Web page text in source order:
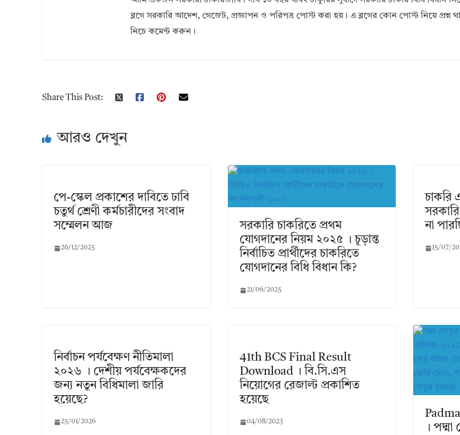
ব্লগে সরকারি আদেশ, গেজেট, প্রজ্ঞাপন ও পরিপত্র পোস্ট করা হয়। এ ব্লগের কোন পোস্ট নিয়ে প্রশ্ন
নিচে কমেন্ট করুন।
Share This Post:
আরও দেখুন
পে-স্কেল প্রকাশের দাবিতে ঢাবি
চতুর্থ শ্রেণী কর্মচারীদের সংবাদ
সম্মেলন আজ
26/12/2025
সরকারি চাকরিতে প্রথম
যোগদানের নিয়ম ২০২৫ । চূড়ান্ত
নির্বাচিত প্রার্থীদের চাকরিতে
যোগদানের বিধি বিধান কি?
21/06/2025
চাকরি
না
15/07/
নির্বাচন পর্যবেক্ষণ নীতিমালা
২০২৬ । দেশীয় পর্যবেক্ষকদের
জন্য নতুন বিধিমালা জারি
হয়েছে?
25/01/2026
41th BCS Final Result
Download । বি.সি.এস
নিয়োগের রেজাল্ট প্রকাশিত
হয়েছে
04/08/2023
।